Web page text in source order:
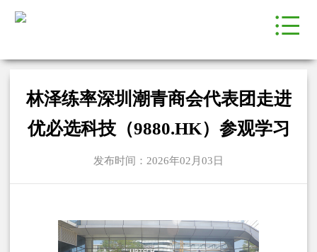
林泽练率深圳潮青商会代表团走进
优必选科技（9880.HK）参观学习
发布时间：2026年02月03日